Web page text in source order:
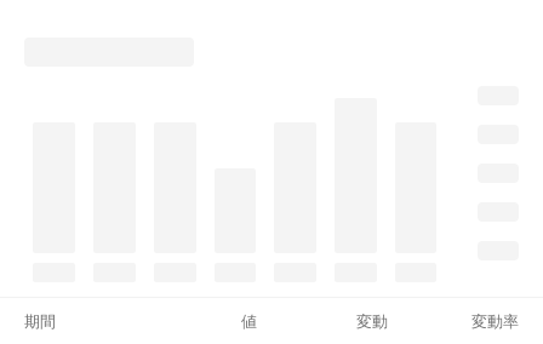
期間 値 変動 変動率